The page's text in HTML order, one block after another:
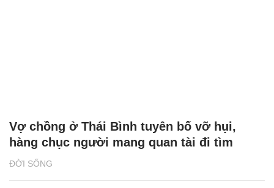
ĐỜI SỐNG
Vợ chồng ở Thái Bình tuyên bố vỡ hụi,
hàng chục người mang quan tài đi tìm